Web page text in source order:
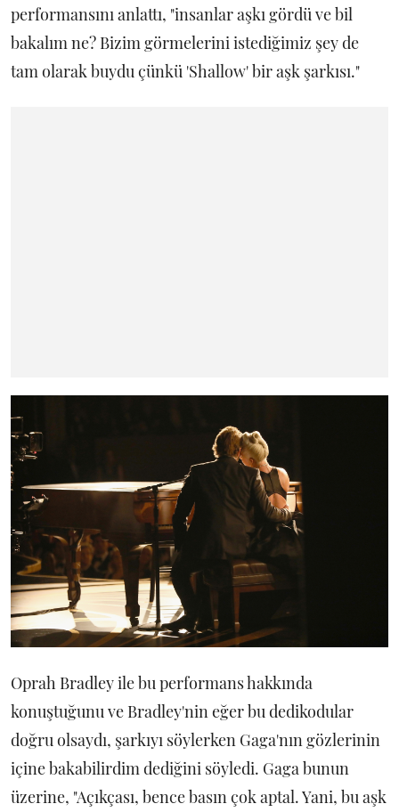
performansını anlattı, "insanlar aşkı gördü ve bil
bakalım ne? Bizim görmelerini istediğimiz şey de
tam olarak buydu çünkü 'Shallow' bir aşk şarkısı."
Oprah Bradley ile bu performans hakkında
konuştuğunu ve Bradley'nin eğer bu dedikodular
doğru olsaydı, şarkıyı söylerken Gaga'nın gözlerinin
içine bakabilirdim dediğini söyledi. Gaga bunun
üzerine, "Açıkçası, bence basın çok aptal. Yani, bu aşk